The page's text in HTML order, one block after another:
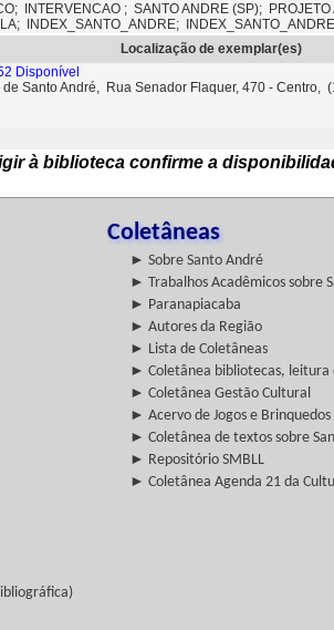
INTERVENCAO ; SANTO ANDRE (SP);
INDEX_SANTO_ANDRE;
Localização de exemplar(es)
Disponível
Santo André, Rua Senador Flaquer, 470 - Centro,
à biblioteca confirme a
Coletâneas
► Sobre Santo André
► Trabalhos Acadêmicos sobre
► Paranapiacaba
► Autores da Região
► Lista de Coletâneas
► Coletânea bibliotecas,
► Coletânea Gestão Cultural
► Acervo de Jogos e Brinquedos
► Coletânea de textos sobre
► Repositório SMBLL
► Coletânea Agenda 21 da